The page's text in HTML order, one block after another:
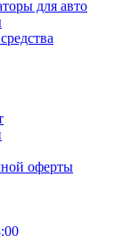
для авто
оферты